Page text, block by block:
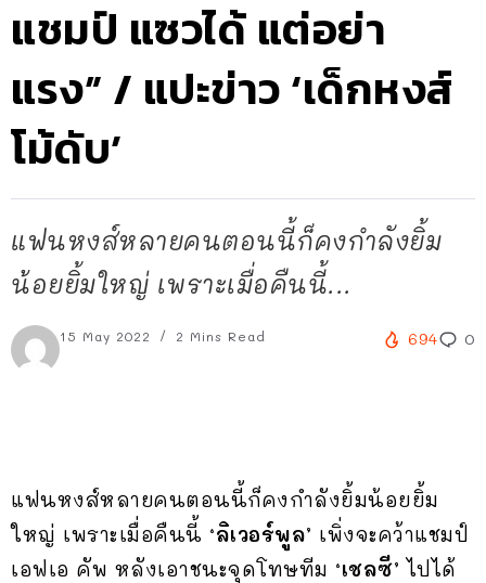
แชมป์ แซวได้ แต่อย่า
แรง” / แปะข่าว ‘เด็กหงส์
โม้ดับ’
แฟนหงส์หลายคนตอนนี้ก็คงกำลังยิ้ม
น้อยยิ้มใหญ่ เพราะเมื่อคืนนี้...
15 May 2022 2 Mins Read 694 0
แฟนหงส์หลายคนตอนนี้ก็คงกำลังยิ้มน้อยยิ้ม
ใหญ่ เพราะเมื่อคืนนี้ ‘ลิเวอร์พูล’ เพิ่งจะคว้าแชมป์
เอฟเอ คัพ หลังเอาชนะจุดโทษทีม ‘เชลซี’ ไปได้